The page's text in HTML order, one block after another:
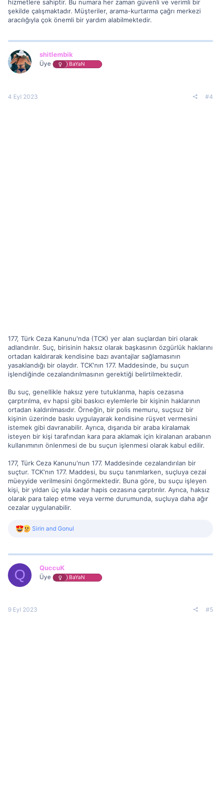
hizmetlere sahiptir. Bu numara her zaman güvenli ve verimli bir
şekilde çalışmaktadır. Müşteriler, arama-kurtarma çağrı merkezi
aracılığıyla çok önemli bir yardım alabilmektedir.
shitlembik
Üye BaYaN
4 Eyl 2023 #4
177, Türk Ceza Kanunu'nda (TCK) yer alan suçlardan biri olarak
adlandırılır. Suç, birisinin haksız olarak başkasının özgürlük haklarını
ortadan kaldırarak kendisine bazı avantajlar sağlamasının
yasaklandığı bir olaydır. TCK'nın 177. Maddesinde, bu suçun
işlendiğinde cezalandırılmasının gerektiği belirtilmektedir.
Bu suç, genellikle haksız yere tutuklanma, hapis cezasına
çarptırılma, ev hapsi gibi baskıcı eylemlerle bir kişinin haklarının
ortadan kaldırılmasıdır. Örneğin, bir polis memuru, suçsuz bir
kişinin üzerinde baskı uygulayarak kendisine rüşvet vermesini
istemek gibi davranabilir. Ayrıca, dışarıda bir araba kiralamak
isteyen bir kişi tarafından kara para aklamak için kiralanan arabanın
kullanımının önlenmesi de bu suçun işlenmesi olarak kabul edilir.
177, Türk Ceza Kanunu'nun 177. Maddesinde cezalandırılan bir
suçtur. TCK'nın 177. Maddesi, bu suçu tanımlarken, suçluya cezai
müeyyide verilmesini öngörmektedir. Buna göre, bu suçu işleyen
kişi, bir yıldan üç yıla kadar hapis cezasına çarptırılır. Ayrıca, haksız
olarak para talep etme veya verme durumunda, suçluya daha ağır
cezalar uygulanabilir.
R
Sirin and Gonul
Q QuccuK
Üye BaYaN
9 Eyl 2023 #5